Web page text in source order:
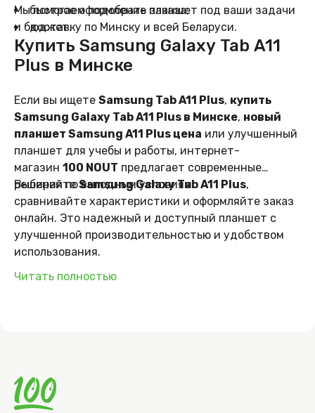
быстрое оформление заказа;
доставку по Минску и всей Беларуси.
Мы помогаем подобрать планшет под ваши задачи
и бюджет.
Купить Samsung Galaxy Tab A11
Plus в Минске
Если вы ищете Samsung Tab A11 Plus, купить
Samsung Galaxy Tab A11 Plus в Минске, новый
планшет Samsung A11 Plus цена или улучшенный
планшет для учебы и работы, интернет-
магазин 100 NOUT предлагает современные
решения по выгодным условиям.
ВыбирайтеSamsung Galaxy Tab A11 Plus,
сравнивайте характеристики и оформляйте заказ
онлайн. Это надежный и доступный планшет с
улучшенной производительностью и удобством
использования.
Читать полностью